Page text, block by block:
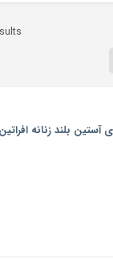
آستین بلند زنانه افراتین کد 9535